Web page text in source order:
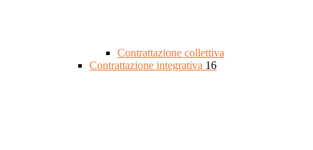
Contrattazione collettiva
Contrattazione integrativa 16